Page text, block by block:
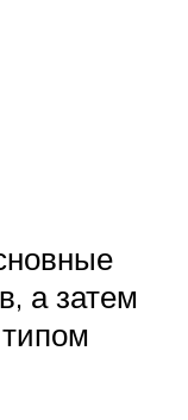
а затем